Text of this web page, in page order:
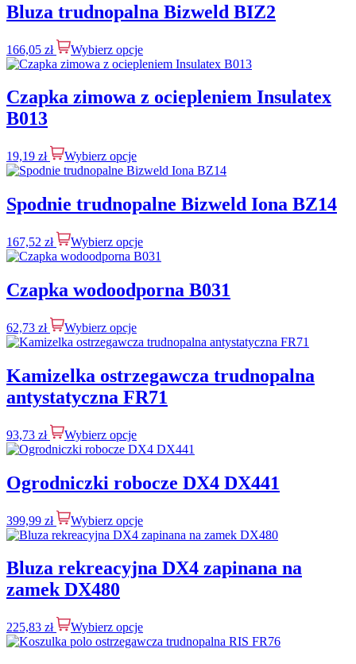
Bluza trudnopalna Bizweld BIZ2
166,05 zł Wybierz opcje
Czapka zimowa z ociepleniem Insulatex
B013
19,19 zł Wybierz opcje
Spodnie trudnopalne Bizweld Iona BZ14
167,52 zł Wybierz opcje
Czapka wodoodporna B031
62,73 zł Wybierz opcje
Kamizelka ostrzegawcza trudnopalna
antystatyczna FR71
93,73 zł Wybierz opcje
Ogrodniczki robocze DX4 DX441
399,99 zł Wybierz opcje
Bluza rekreacyjna DX4 zapinana na
zamek DX480
225,83 zł Wybierz opcje